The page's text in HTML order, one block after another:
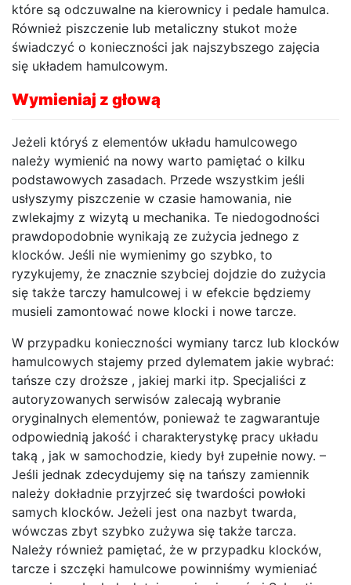
które są odczuwalne na kierownicy i pedale hamulca.
Również piszczenie lub metaliczny stukot może
świadczyć o konieczności jak najszybszego zajęcia
się układem hamulcowym.
Wymieniaj z głową
Jeżeli któryś z elementów układu hamulcowego
należy wymienić na nowy warto pamiętać o kilku
podstawowych zasadach. Przede wszystkim jeśli
usłyszymy piszczenie w czasie hamowania, nie
zwlekajmy z wizytą u mechanika. Te niedogodności
prawdopodobnie wynikają ze zużycia jednego z
klocków. Jeśli nie wymienimy go szybko, to
ryzykujemy, że znacznie szybciej dojdzie do zużycia
się także tarczy hamulcowej i w efekcie będziemy
musieli zamontować nowe klocki i nowe tarcze.
W przypadku konieczności wymiany tarcz lub klocków
hamulcowych stajemy przed dylematem jakie wybrać:
tańsze czy droższe , jakiej marki itp. Specjaliści z
autoryzowanych serwisów zalecają wybranie
oryginalnych elementów, ponieważ te zagwarantuje
odpowiednią jakość i charakterystykę pracy układu
taką , jak w samochodzie, kiedy był zupełnie nowy. –
Jeśli jednak zdecydujemy się na tańszy zamiennik
należy dokładnie przyjrzeć się twardości powłoki
samych klocków. Jeżeli jest ona nazbyt twarda,
wówczas zbyt szybko zużywa się także tarcza.
Należy również pamiętać, że w przypadku klocków,
tarcze i szczęki hamulcowe powinniśmy wymieniać